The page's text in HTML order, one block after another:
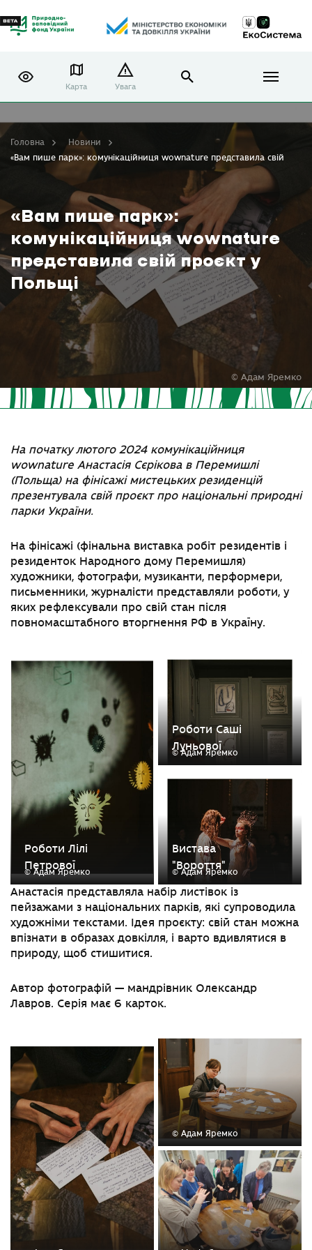
Карта Увага
«Вам пише парк»:
комунікаційниця wownature
представила свій проєкт у
Польщі
Головна
Новини
«Вам пише парк»: комунікаційниця wownature представила свій
© Адам Яремко
На початку лютого 2024 комунікаційниця
wownature Анастасія Сєрікова в Перемишлі
(Польща) на фінісажі мистецьких резиденцій
презентувала свій проєкт про національні природні
парки України.
На фінісажі (фінальна виставка робіт резидентів і
резиденток Народного дому Перемишля)
художники, фотографи, музиканти, перформери,
письменники, журналісти представляли роботи, у
яких рефлексували про свій стан після
повномасштабного вторгнення РФ в Україну.
Роботи Лілі
Петрової
© Адам Яремко
Роботи Саші
Луньової
© Адам Яремко
Вистава
"Вороття"
© Адам Яремко
Анастасія представляла набір листівок із
пейзажами з національних парків, які супроводила
художніми текстами. Ідея проєкту: свій стан можна
впізнати в образах довкілля, і варто вдивлятися в
природу, щоб стишитися.
Автор фотографій — мандрівник Олександр
Лавров. Серія має 6 карток.
© Адам Яремко